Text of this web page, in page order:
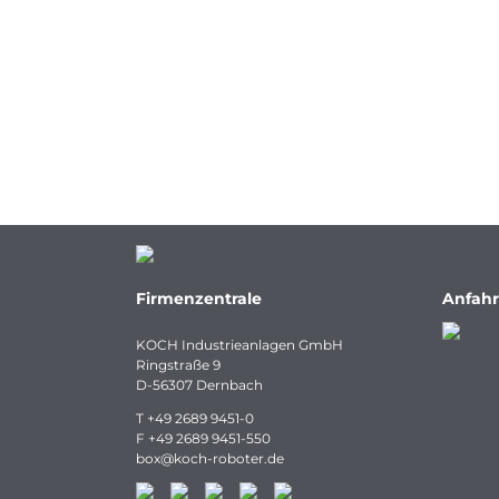
Firmenzentrale
KOCH Industrieanlagen GmbH
Ringstraße 9
D-56307 Dernbach
T +49 2689 9451-0
F +49 2689 9451-550
box@koch-roboter.de